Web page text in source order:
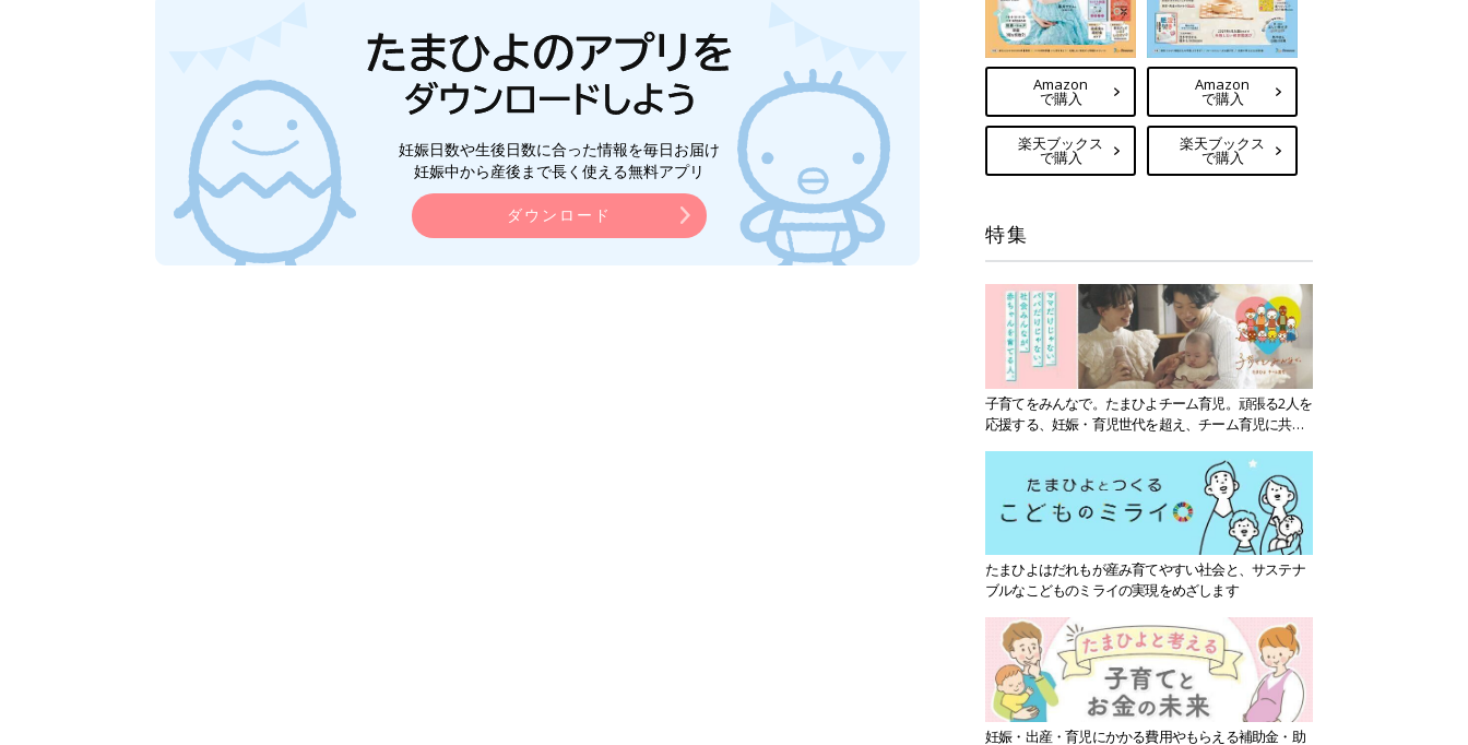
妊娠日数や生後日数に合った情報を毎日お届け
妊娠中から産後まで長く使える無料アプリ
ダウンロード
Amazon
で購入
楽天ブックス
で購入
Amazon
で購入
楽天ブックス
で購入
特集
子育てをみんなで。たまひよチーム育児。頑張る2人を
応援する、妊娠・育児世代を超え、チーム育児に共感
たまひよはだれもが産み育てやすい社会と、サステナ
ブルなこどものミライの実現をめざします
妊娠・出産・育児にかかる費用やもらえる補助金・助